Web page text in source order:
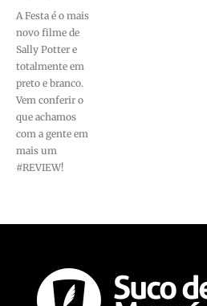
A Festa é o mais
novo filme de
Sally Potter e
totalmente em
preto e branco.
Vem conferir o
que achamos
com a gente em
mais um
#REVIEW!